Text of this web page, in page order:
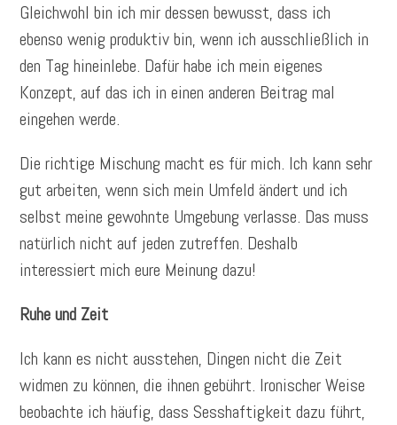
Gleichwohl bin ich mir dessen bewusst, dass ich
ebenso wenig produktiv bin, wenn ich ausschließlich in
den Tag hineinlebe. Dafür habe ich mein eigenes
Konzept, auf das ich in einen anderen Beitrag mal
eingehen werde.
Die richtige Mischung macht es für mich. Ich kann sehr
gut arbeiten, wenn sich mein Umfeld ändert und ich
selbst meine gewohnte Umgebung verlasse. Das muss
natürlich nicht auf jeden zutreffen. Deshalb
interessiert mich eure Meinung dazu!
Ruhe und Zeit
Ich kann es nicht ausstehen, Dingen nicht die Zeit
widmen zu können, die ihnen gebührt. Ironischer Weise
beobachte ich häufig, dass Sesshaftigkeit dazu führt,